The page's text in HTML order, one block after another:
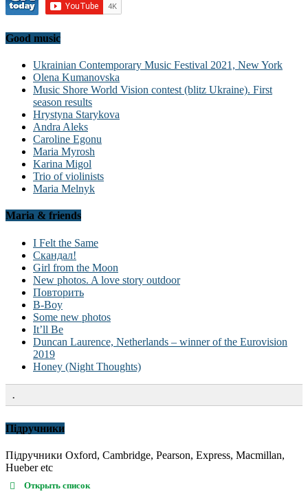
Good music
Ukrainian Contemporary Music Festival 2021, New York
Olena Kumanovska
Music Shore World Vision contest (blitz Ukraine). First
season results
Hrystyna Starykova
Andra Aleks
Caroline Egonu
Maria Myrosh
Karina Migol
Trio of violinists
Maria Melnyk
Maria & friends
I Felt the Same
Скандал!
Girl from the Moon
New photos. A love story outdoor
Повторить
B-Boy
Some new photos
It’ll Be
Duncan Laurence, Netherlands – winner of the Eurovision
2019
Honey (Night Thoughts)
.
Підручники
Підручники Oxford, Cambridge, Pearson, Express, Macmillan,
Hueber etc
Открыть список